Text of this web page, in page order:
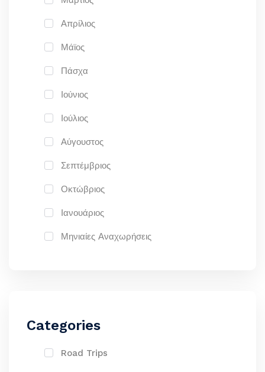
Απρίλιος
Μάϊος
Πάσχα
Ιούνιος
Ιούλιος
Αύγουστος
Σεπτέμβριος
Οκτώβριος
Ιανουάριος
Μηνιαίες Αναχωρήσεις
Categories
Road Trips